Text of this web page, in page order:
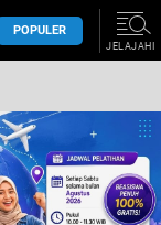
POPULER
JELAJAHI